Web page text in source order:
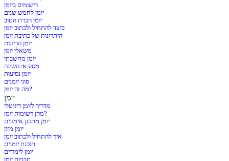
רישומים ביומן
יומן לחמש שנים
יומן הכרת הטוב
כיצד להתחיל ולכתוב יומן
היתרונות של כתיבת יומן
יומן הריונות
משאלי יומן
יומן מחשבתי
מסע אי השינה
יומן נסיעות
סוגי יומנים
מה זה יומן?
יומן
מדריך ליומן דיגיטלי
מהן רשומות יומן?
יומן מתכנן אימונים
יומן מזון
איך להתחיל ולכתוב יומן
תוכנת יומנים
יומן לימודים
תבניות יומן